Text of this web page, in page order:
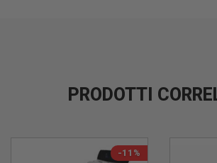
PRODOTTI
-11%